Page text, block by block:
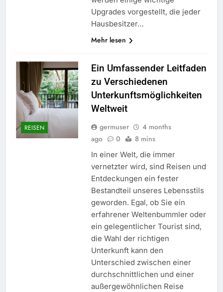
Upgrades vorgestellt, die jeder
Hausbesitzer…
Mehr lesen
REISEN
Ein Umfassender Leitfaden
zu Verschiedenen
Unterkunftsmöglichkeiten
Weltweit
germuser
4 months
ago
0 8 mins
In einer Welt, die immer
vernetzter wird, sind Reisen und
Entdeckungen ein fester
Bestandteil unseres Lebensstils
geworden. Egal, ob Sie ein
erfahrener Weltenbummler oder
ein gelegentlicher Tourist sind,
die Wahl der richtigen
Unterkunft kann den
Unterschied zwischen einer
durchschnittlichen und einer
außergewöhnlichen Reise